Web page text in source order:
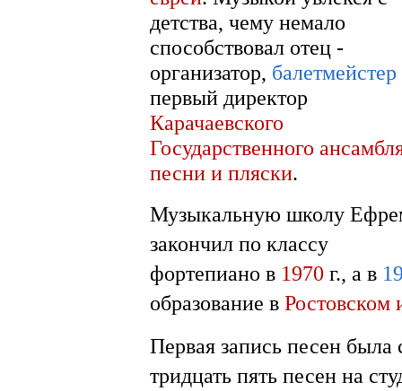
детства, чему немало
способствовал отец -
организатор, балетмейстер
первый директор
Карачаевского
Государственного
песни и пляски.
Музыкальную школу
закончил по классу
фортепиано в 1970 г., а в
образование в Ростовском
Первая запись песен была
тридцать пять песен на